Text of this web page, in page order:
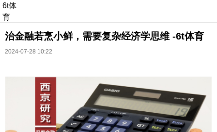
6t体
育
治金融若烹小鲜，需要复杂经济学思维 -6t体育
2024-07-28 10:22
长按识别二维码
进入ofweek阅读全文